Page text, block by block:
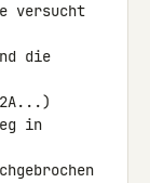
versucht
die
2A...)
in